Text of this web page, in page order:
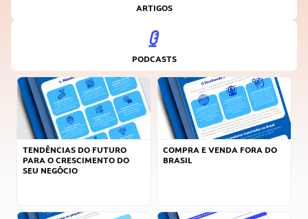
ARTIGOS
PODCASTS
TENDÊNCIAS DO FUTURO
PARA O CRESCIMENTO DO
SEU NEGÓCIO
COMPRA E VENDA FORA DO
BRASIL